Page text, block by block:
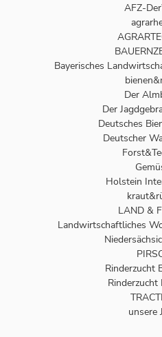
AFZ-
Bayerisches
Der
Der
Deutsches
Deutscher
Holstein
LAND &
Landwirtschaftliches
Rinderzucht
Rinderzucht
unsere